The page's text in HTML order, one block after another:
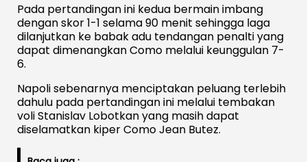
Pada pertandingan ini kedua bermain imbang
dengan skor 1-1 selama 90 menit sehingga laga
dilanjutkan ke babak adu tendangan penalti yang
dapat dimenangkan Como melalui keunggulan 7-
6.
Napoli sebenarnya menciptakan peluang terlebih
dahulu pada pertandingan ini melalui tembakan
voli Stanislav Lobotkan yang masih dapat
diselamatkan kiper Como Jean Butez.